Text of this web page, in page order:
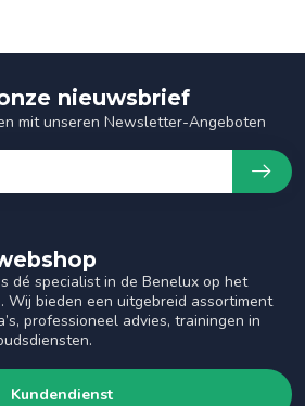
dé specialist in de Benelux op het
Wij bieden een uitgebreid assortiment
professioneel advies, trainingen in
Kundendienst
nieuwsbrief
mit unseren Newsletter-Angeboten